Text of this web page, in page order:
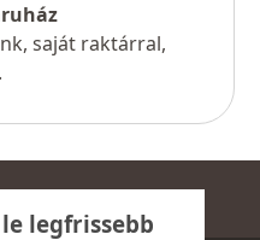
saját raktárral,
legfrissebb